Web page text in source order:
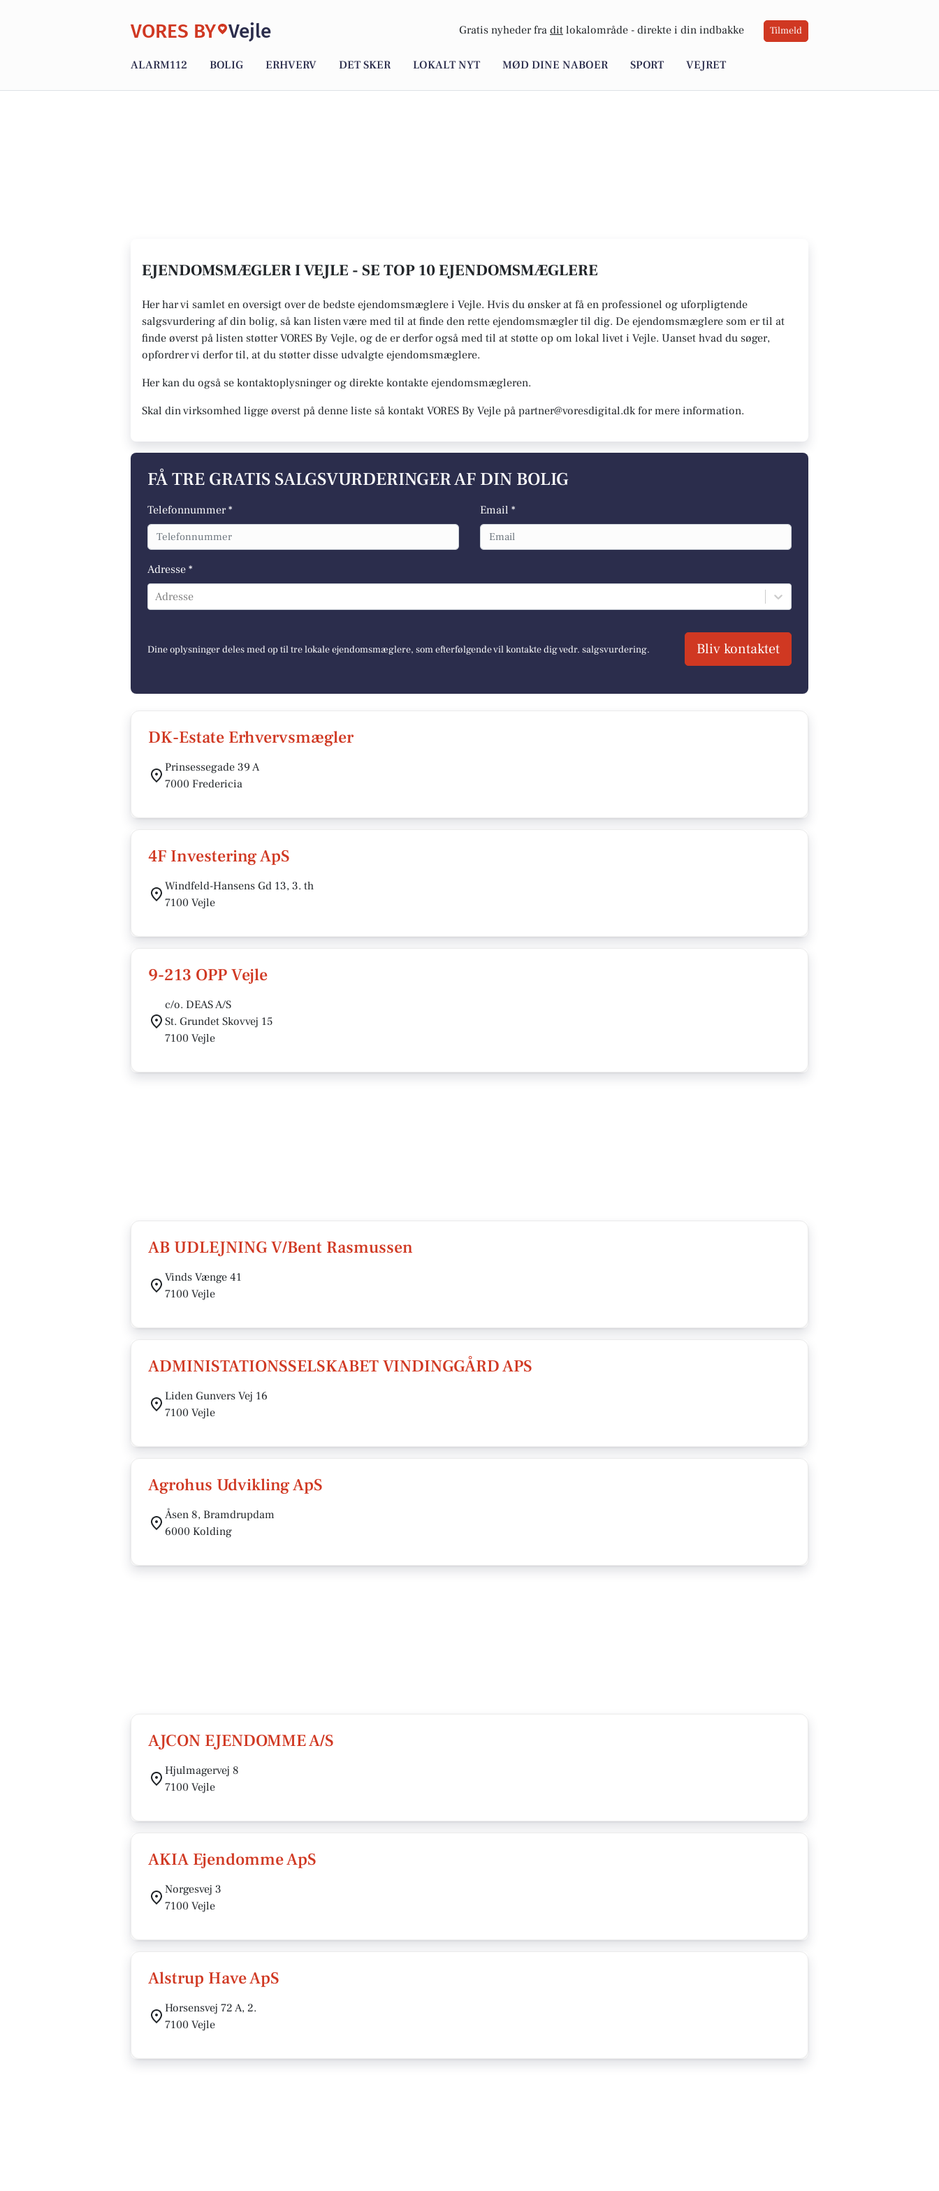
VORES BY Vejle Gratis nyheder fra dit lokalområde - direkte i din indbakke Tilmeld
ALARM112 BOLIG ERHVERV DET SKER LOKALT NYT MØD DINE NABOER SPORT VEJRET
EJENDOMSMÆGLER I VEJLE - SE TOP 10 EJENDOMSMÆGLERE
Her har vi samlet en oversigt over de bedste ejendomsmæglere i Vejle. Hvis du ønsker at få en professionel og uforpligtende
salgsvurdering af din bolig, så kan listen være med til at finde den rette ejendomsmægler til dig. De ejendomsmæglere som er til at
finde øverst på listen støtter VORES By Vejle, og de er derfor også med til at støtte op om lokal livet i Vejle. Uanset hvad du søger,
opfordrer vi derfor til, at du støtter disse udvalgte ejendomsmæglere.
Her kan du også se kontaktoplysninger og direkte kontakte ejendomsmægleren.
Skal din virksomhed ligge øverst på denne liste så kontakt VORES By Vejle på partner@voresdigital.dk for mere information.
FÅ TRE GRATIS SALGSVURDERINGER AF DIN BOLIG
Telefonnummer * Email *
Adresse *
Adresse
Dine oplysninger deles med op til tre lokale ejendomsmæglere, som efterfølgende vil kontakte dig vedr. salgsvurdering. Bliv kontaktet
DK-Estate Erhvervsmægler
Prinsessegade 39 A
7000 Fredericia
4F Investering ApS
Windfeld-Hansens Gd 13, 3. th
7100 Vejle
9-213 OPP Vejle
c/o. DEAS A/S
St. Grundet Skovvej 15
7100 Vejle
AB UDLEJNING V/Bent Rasmussen
Vinds Vænge 41
7100 Vejle
ADMINISTATIONSSELSKABET VINDINGGÅRD APS
Liden Gunvers Vej 16
7100 Vejle
Agrohus Udvikling ApS
Åsen 8, Bramdrupdam
6000 Kolding
AJCON EJENDOMME A/S
Hjulmagervej 8
7100 Vejle
AKIA Ejendomme ApS
Norgesvej 3
7100 Vejle
Alstrup Have ApS
Horsensvej 72 A, 2.
7100 Vejle